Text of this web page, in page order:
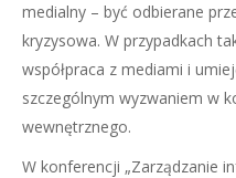
medialny – być odbierane
kryzysowa. W przypadkach
współpraca z mediami i
szczególnym wyzwaniem w
wewnętrznego.
W konferencji „Zarządzanie